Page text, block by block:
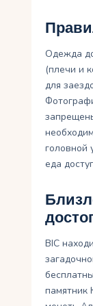
Одежда
(плечи и
для
головной
еда
BIC